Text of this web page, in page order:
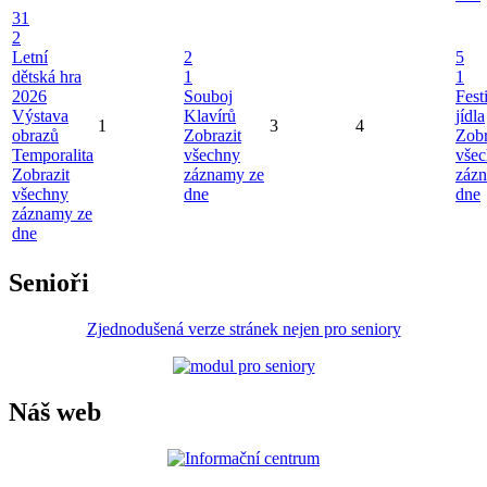
31
2
Letní
dětská hra
2026
Výstava
obrazů
Temporalita
Zobrazit
všechny
záznamy ze
dne
1
2
1
Souboj
Klavírů
Zobrazit
všechny
záznamy ze
dne
3 4
5
1
jídla
dne
Senioři
Zjednodušená verze stránek nejen pro seniory
Náš web